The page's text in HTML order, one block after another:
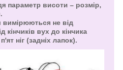
параметр висоти – розмір,
не від
кінчиків вух до кінчика
ніг (задніх лапок).